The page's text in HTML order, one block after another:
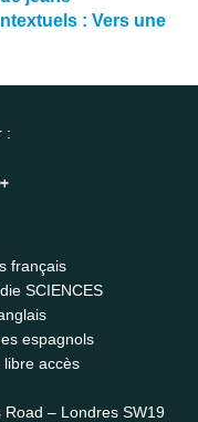
: Vers une
:
français
SCIENCES
espagnols
accès
Road – Londres SW19